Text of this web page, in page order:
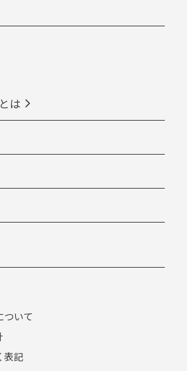
は
ついて
表記